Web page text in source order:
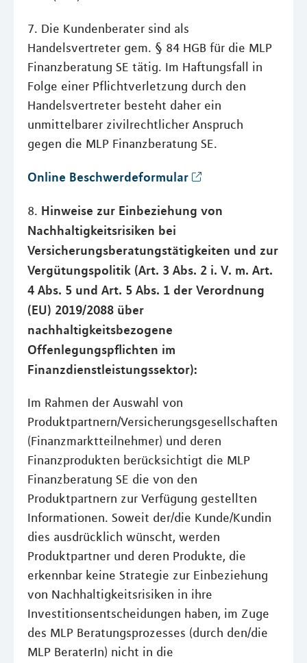
7. Die Kundenberater sind als
Handelsvertreter gem. § 84 HGB für die MLP
Finanzberatung SE tätig. Im Haftungsfall in
Folge einer Pflichtverletzung durch den
Handelsvertreter besteht daher ein
unmittelbarer zivilrechtlicher Anspruch
gegen die MLP Finanzberatung SE.
Online Beschwerdeformular
8. Hinweise zur Einbeziehung von
Nachhaltigkeitsrisiken bei
Versicherungsberatungstätigkeiten und zur
Vergütungspolitik (Art. 3 Abs. 2 i. V. m. Art.
4 Abs. 5 und Art. 5 Abs. 1 der Verordnung
(EU) 2019/2088 über
nachhaltigkeitsbezogene
Offenlegungspflichten im
Finanzdienstleistungssektor):
Im Rahmen der Auswahl von
Produktpartnern/Versicherungsgesellschaften
(Finanzmarktteilnehmer) und deren
Finanzprodukten berücksichtigt die MLP
Finanzberatung SE die von den
Produktpartnern zur Verfügung gestellten
Informationen. Soweit der/die Kunde/Kundin
dies ausdrücklich wünscht, werden
Produktpartner und deren Produkte, die
erkennbar keine Strategie zur Einbeziehung
von Nachhaltigkeitsrisiken in ihre
Investitionsentscheidungen haben, im Zuge
des MLP Beratungsprozesses (durch den/die
MLP BeraterIn) nicht in die